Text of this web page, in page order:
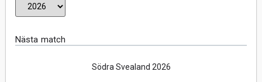
Nästa match
Södra Svealand 2026